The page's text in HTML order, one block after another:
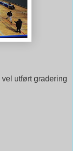
utført gradering